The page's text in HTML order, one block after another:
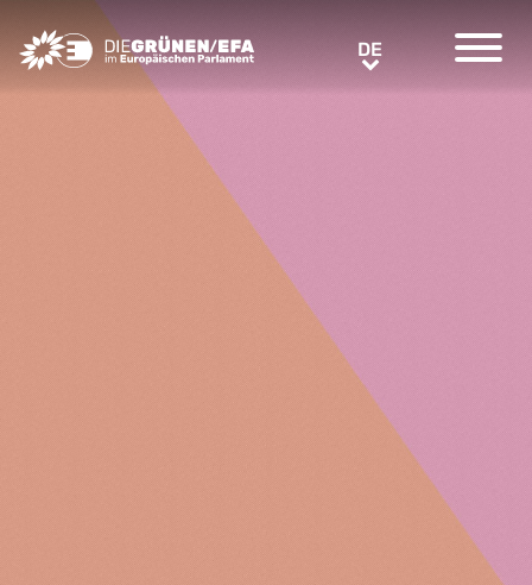
Greens/EFA Home DEDE